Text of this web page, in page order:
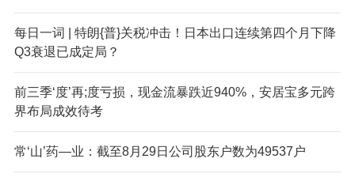
每日一词 | 特朗{普}关税冲击！日本出口连续第四个月下降
Q3衰退已成定局？
前三季‘度’再;度亏损，现金流暴跌近940%，安居宝多元跨
界布局成效待考
常‘山’药—业：截至8月29日公司股东户数为49537户